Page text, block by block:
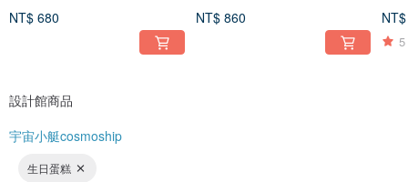
NT$ 680
NT$ 860
5
設計館商品
宇宙小艇cosmoship
生日蛋糕